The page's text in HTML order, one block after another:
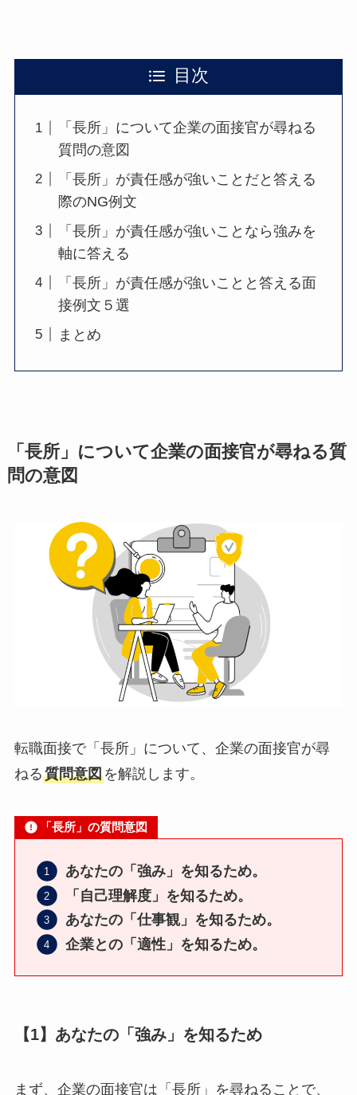
目次
「長所」について企業の面接官が尋ねる
質問の意図
「長所」が責任感が強いことだと答える
際のNG例文
「長所」が責任感が強いことなら強みを
軸に答える
「長所」が責任感が強いことと答える面
接例文５選
まとめ
「長所」について企業の面接官が尋ねる質
問の意図
転職面接で「長所」について、企業の面接官が尋
ねる質問意図を解説します。
「長所」の質問意図
あなたの「強み」を知るため。
「自己理解度」を知るため。
あなたの「仕事観」を知るため。
企業との「適性」を知るため。
【1】あなたの「強み」を知るため
まず、企業の面接官は「長所」を尋ねることで、